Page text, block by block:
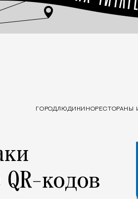
ГОРОДЛЮДИ КИНОРЕСТОРАНЫ
кодов